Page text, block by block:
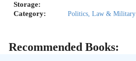
Storage:
Category: Politics, Law & Military
Recommended Books: